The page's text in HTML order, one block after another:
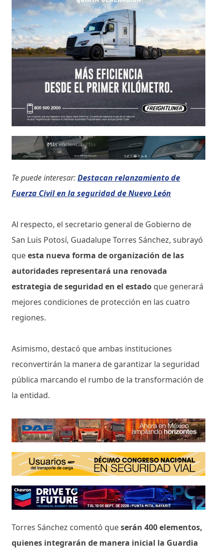
Te puede interesar:Destacan relanzamiento de
Fuerza Civil en la seguridad de Nuevo León
Al respecto, el secretario general de Gobierno de
San Luis Potosí, Guadalupe Torres Sánchez, subrayó
queesta nueva forma de organización de las
autoridades representará una renovada
estrategia de seguridad en el estado que generará
mejores condiciones de protección en las cuatro
regiones.
Asimismo, destacó que ambas instituciones
reconvertirán la manera de garantizar la seguridad
pública marcando el rumbo de la transformación de
la entidad.
Torres Sánchez comentó queserán 400 elementos,
quienes integrarán de manera inicial la Guardia